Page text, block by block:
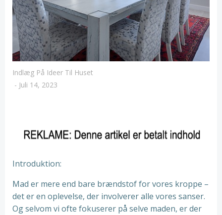
Indlæg På Ideer Til Huset
- Juli 14, 2023
Introduktion:
Mad er mere end bare brændstof for vores kroppe –
det er en oplevelse, der involverer alle vores sanser.
Og selvom vi ofte fokuserer på selve maden, er der